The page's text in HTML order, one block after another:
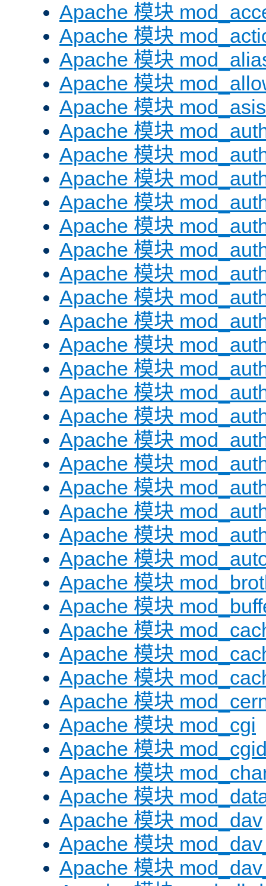
Apache 模块
Apache 模块
Apache 模块
Apache 模块
Apache 模块 mod_asis
Apache 模块
Apache 模块
Apache 模块
Apache 模块
Apache 模块
Apache 模块
Apache 模块
Apache 模块
Apache 模块
Apache 模块
Apache 模块
Apache 模块
Apache 模块
Apache 模块
Apache 模块
Apache 模块
Apache 模块
Apache 模块
Apache 模块
Apache 模块
Apache 模块
Apache 模块
Apache 模块
Apache 模块
Apache 模块
Apache 模块 mod_cgi
Apache 模块
Apache 模块
Apache 模块
Apache 模块 mod_dav
Apache 模块
Apache 模块